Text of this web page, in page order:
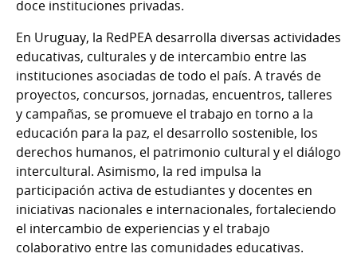
doce instituciones privadas.
En Uruguay, la RedPEA desarrolla diversas actividades
educativas, culturales y de intercambio entre las
instituciones asociadas de todo el país. A través de
proyectos, concursos, jornadas, encuentros, talleres
y campañas, se promueve el trabajo en torno a la
educación para la paz, el desarrollo sostenible, los
derechos humanos, el patrimonio cultural y el diálogo
intercultural. Asimismo, la red impulsa la
participación activa de estudiantes y docentes en
iniciativas nacionales e internacionales, fortaleciendo
el intercambio de experiencias y el trabajo
colaborativo entre las comunidades educativas.